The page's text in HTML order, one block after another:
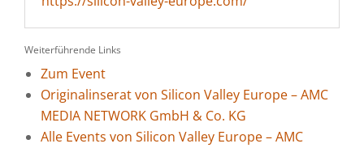
Weiterführende Links
Zum Event
Originalinserat von Silicon Valley Europe – AMC
MEDIA NETWORK GmbH & Co. KG
Alle Events von Silicon Valley Europe – AMC